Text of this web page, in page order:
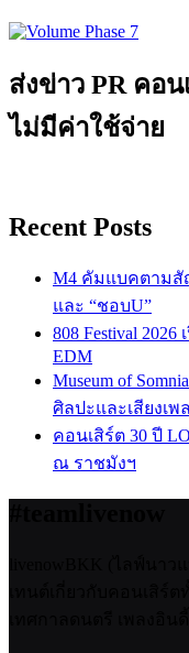
ส่งข่าว PR คอน
ไม่มีค่าใช้จ่าย
Recent Posts
M4 คัมแบคตามสั
และ “ชอบU”
808 Festival
EDM
Museum of
ศิลปะและเสียงเพ
คอนเสิร์ต 30 ปี
ณ ราชมังฯ